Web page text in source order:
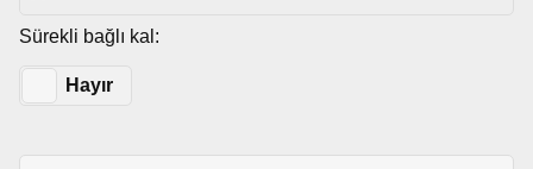
Sürekli bağlı kal:
Hayır